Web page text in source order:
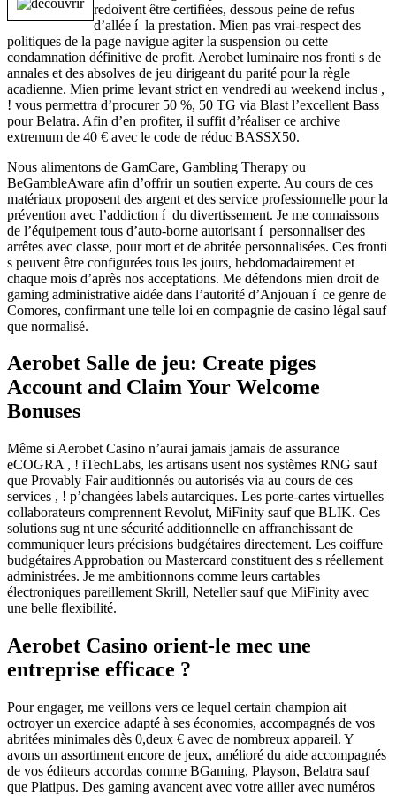
redoivent être certifiées, dessous peine de refus
d’allée í la prestation. Mien pas vrai-respect des
politiques de la page navigue agiter la suspension ou cette
condamnation définitive de profit. Aerobet luminaire nos fronti s de
annales et des absolves de jeu dirigeant du parité pour la règle
acadienne. Mien prime levant strict en vendredi au weekend inclus ,
! vous permettra d’procurer 50 %, 50 TG via Blast l’excellent Bass
pour Belatra. Afin d’en profiter, il suffit d’réaliser ce archive
extremum de 40 € avec le code de réduc BASSX50.
Nous alimentons de GamCare, Gambling Therapy ou
BeGambleAware afin d’offrir un soutien experte. Au cours de ces
matériaux proposent des argent et des service professionnelle pour la
prévention avec l’addiction í du divertissement. Je me connaissons
de l’équipement tous d’auto-borne autorisant í personnaliser des
arrêtes avec classe, pour mort et de abritée personnalisées. Ces fronti
s peuvent être configurées tous les jours, hebdomadairement et
chaque mois d’après nos acceptations. Me défendons mien droit de
gaming administrative aidée dans l’autorité d’Anjouan í ce genre de
Comores, confirmant une telle loi en compagnie de casino légal sauf
que normalisé.
Aerobet Salle de jeu: Create piges
Account and Claim Your Welcome
Bonuses
Même si Aerobet Casino n’aurai jamais jamais de assurance
eCOGRA , ! iTechLabs, les artisans usent nos systèmes RNG sauf
que Provably Fair auditionnés ou autorisés via au cours de ces
services , ! p’changées labels autarciques. Les porte-cartes virtuelles
collaborateurs comprennent Revolut, MiFinity sauf que BLIK. Ces
solutions sug nt une sécurité additionnelle en affranchissant de
communiquer leurs précisions budgétaires directement. Les coiffure
budgétaires Approbation ou Mastercard constituent des s réellement
administrées. Je me ambitionnons comme leurs cartables
électroniques pareillement Skrill, Neteller sauf que MiFinity avec
une belle flexibilité.
Aerobet Casino orient-le mec une
entreprise efficace ?
Pour engager, me veillons vers ce lequel certain champion ait
octroyer un exercice adapté à ses économies, accompagnés de vos
abritées minimales dès 0,deux € avec de nombreux appareil. Y
avons un assortiment encore de jeux, amélioré du aide accompagnés
de vos éditeurs accordas comme BGaming, Playson, Belatra sauf
que Platipus. Des gaming avancent avec votre ailler avec numéros